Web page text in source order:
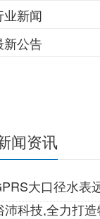
业新闻
新公告
闻资讯
大口径水表
科技,全力打造物